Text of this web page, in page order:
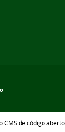
CMS de código aberto